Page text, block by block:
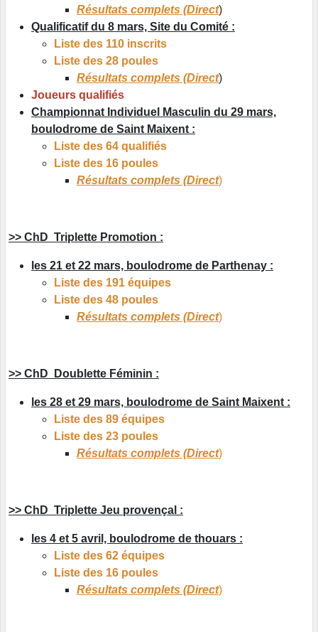
Résultats complets (Direct)
Qualificatif du 8 mars, Site du Comité :
Liste des 110 inscrits
Liste des 28 poules
Résultats complets (Direct)
Joueurs qualifiés
Championnat Individuel Masculin du 29 mars,
boulodrome de Saint Maixent :
Liste des 64 qualifiés
Liste des 16 poules
Résultats complets (Direct)
>> ChD Triplette Promotion :
les 21 et 22 mars, boulodrome de Parthenay :
Liste des 191 équipes
Liste des 48 poules
Résultats complets (Direct)
>> ChD Doublette Féminin :
les 28 et 29 mars, boulodrome de Saint Maixent :
Liste des 89 équipes
Liste des 23 poules
Résultats complets (Direct)
>> ChD Triplette Jeu provençal :
les 4 et 5 avril, boulodrome de thouars :
Liste des 62 équipes
Liste des 16 poules
Résultats complets (Direct)